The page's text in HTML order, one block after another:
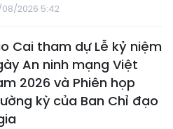
2026 5:42
Cai tham dự Lễ kỷ niệm
An ninh mạng Việt
2026 và Phiên họp
kỳ của Ban Chỉ đạo